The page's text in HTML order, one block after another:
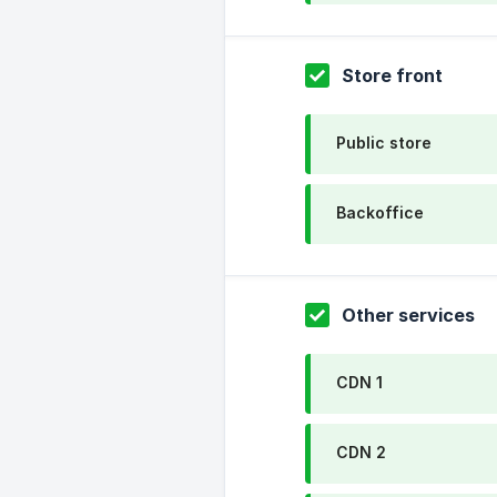
Store front
Public store
Backoffice
Other services
CDN 1
CDN 2